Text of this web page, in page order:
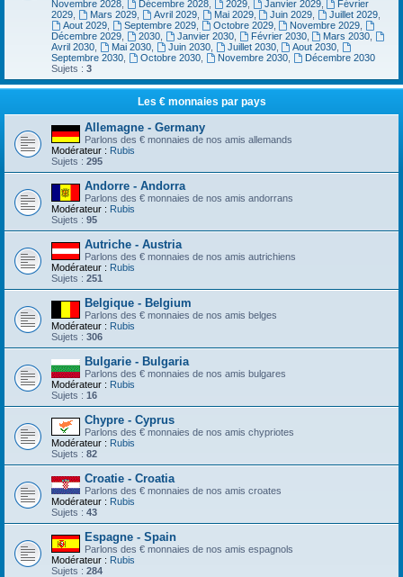
Novembre 2028
Décembre 2028, 2029, Janvier 2029,
Février
2029
Mars 2029, Avril 2029, Mai 2029, Juin 2029 Juillet 2029
Aout 2029, Septembre 2029, Octobre 2029, Novembre 2029
Décembre 2029
2030, Janvier 2030, Février 2030, Mars 2030
Avril 2030
Mai 2030, Juin 2030, Juillet 2030, Aout 2030
Septembre 2030
Octobre 2030, Novembre 2030,
Décembre 2030
Sujets : 3
Les € monnaies par pays
Allemagne - Germany
Parlons des € monnaies de nos amis allemands
Modérateur : Rubis
Sujets : 295
Andorre - Andorra
Parlons des € monnaies de nos amis andorrans
Modérateur : Rubis
Sujets : 95
Autriche - Austria
Parlons des € monnaies de nos amis autrichiens
Modérateur : Rubis
Sujets : 251
Belgique - Belgium
Parlons des € monnaies de nos amis belges
Modérateur : Rubis
Sujets : 306
Bulgarie - Bulgaria
Parlons des € monnaies de nos amis bulgares
Modérateur : Rubis
Sujets : 16
Chypre - Cyprus
Parlons des € monnaies de nos amis chypriotes
Modérateur : Rubis
Sujets : 82
Croatie - Croatia
Parlons des € monnaies de nos amis croates
Modérateur : Rubis
Sujets : 43
Espagne - Spain
Parlons des € monnaies de nos amis espagnols
Modérateur : Rubis
Sujets : 284